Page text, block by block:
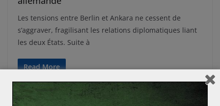
Les tensions entre Berlin et Ankara ne cessent de
s’aggraver, fragilisant les relations diplomatiques liant
les deux États. Suite à
Read More